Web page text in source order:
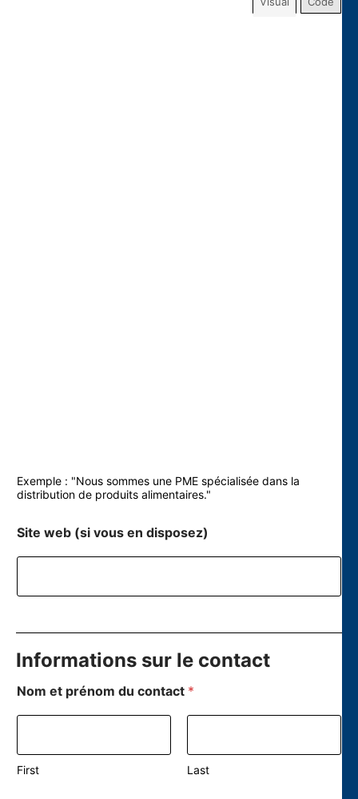
Exemple : "Nous sommes une PME spécialisée dans la
distribution de produits alimentaires."
Site web (si vous en disposez)
Informations sur le contact
Nom et prénom du contact *
First Last